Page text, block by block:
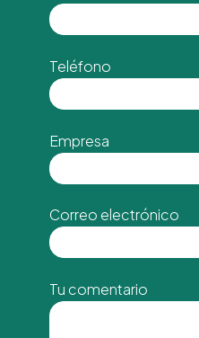
Teléfono
Empresa
Correo electrónico
Tu comentario